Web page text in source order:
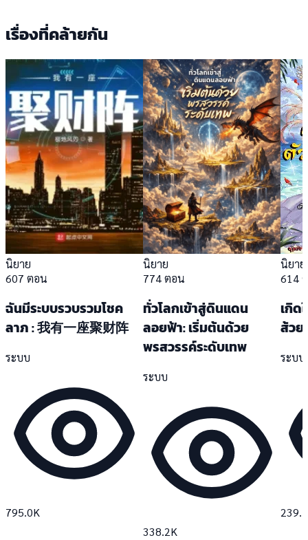
เรื่องที่คล้ายกัน
นิยาย
607 ตอน
ฉันมีระบบรวบรวมโชค
ลาภ : 我有一座聚财阵
ระบบ
795.0K
นิยาย
774 ตอน
ทั่วโลกเข้าสู่ดินแดน
ลอยฟ้า: เริ่มต้นด้วย
พรสวรรค์ระดับเทพ
ระบบ
338.2K
นิยาย
614
เกิด
ส้วย
ระบบ